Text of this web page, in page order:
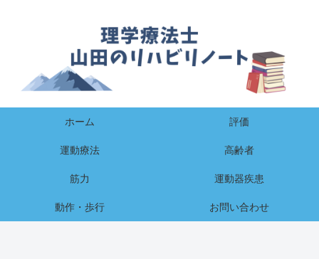
ホーム 評価
運動療法 高齢者
筋力 運動器疾患
動作・歩行 お問い合わせ